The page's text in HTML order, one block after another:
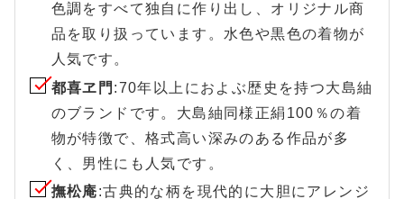
色調をすべて独自に作り出し、オリジナル商
品を取り扱っています。水色や黒色の着物が
人気です。
都喜ヱ門 :70年以上におよぶ歴史を持つ大島紬
のブランドです。大島紬同様正絹100％の着
物が特徴で、格式高い深みのある作品が多
く、男性にも人気です。
撫松庵:古典的な柄を現代的に大胆にアレンジ